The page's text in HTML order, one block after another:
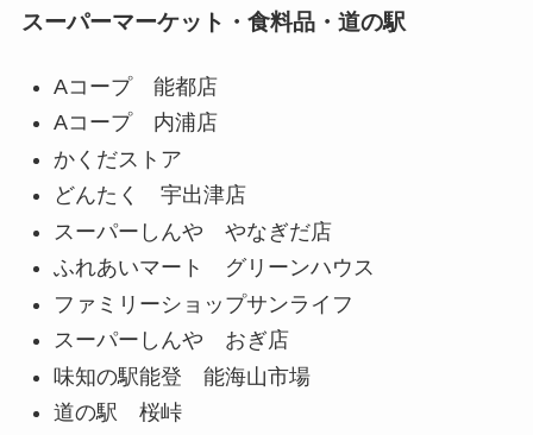
スーパーマーケット・食料品・道の駅
Aコープ 能都店
Aコープ 内浦店
かくだストア
どんたく 宇出津店
スーパーしんや やなぎだ店
ふれあいマート グリーンハウス
ファミリーショップサンライフ
スーパーしんや おぎ店
味知の駅能登 能海山市場
道の駅 桜峠